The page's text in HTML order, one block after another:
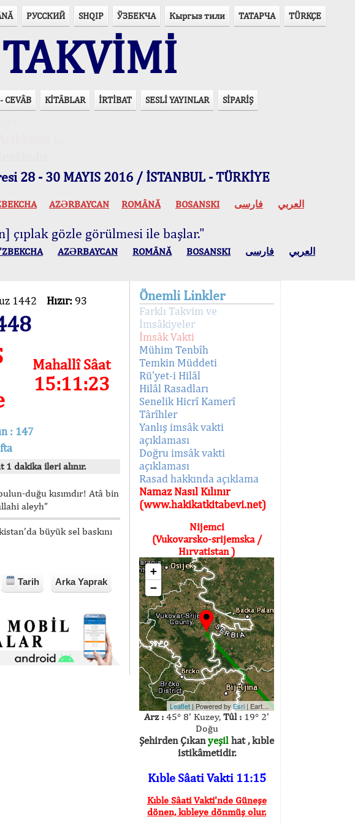
РУССКИЙ SHQIP ЎЗБЕКЧА Кыргыз тили ТАТАРЧА TÜRKÇE
CEVÂB KİTÂBLAR İRTİBAT SESLİ YAYINLAR SİPARİŞ
28 - 30 MAYIS 2016 / İSTANBUL - TÜRKİYE
AZӘRBAYCAN ROMÂNĂ BOSANSKI العربي فارسی
çıplak gözle görülmesi ile başlar."
AZӘRBAYCAN ROMÂNĂ BOSANSKI العربي فارسی
1442 Hızır: 93
Mahallî Sâat
15:11:23
: 147
1 dakika ileri alınır.
duğu kısımdır! Atâ bin
aleyh”
büyük sel baskını
Tarih Arka Yaprak
Önemli Linkler
Farklı Takvim ve
İmsâkiyeler
İmsâk Vakti
Mühim Tenbîh
Temkin Müddeti
Rü'yet-i Hilâl
Hilâl Rasadları
Senelik Hicrî Kamerî
Târîhler
Yanlış imsâk vakti
açıklaması
Doğru imsâk vakti
açıklaması
Rasad hakkında açıklama
Namaz Nasıl Kılınır
(www.hakikatkitabevi.net)
Nijemci
(Vukovarsko-srijemska /
Hırvatistan )
+
−
Leaflet | Powered byEsri | Earthstar Geographics
Arz : 45° 8' Kuzey, Tûl : 19° 2'
Doğu
Şehirden Çıkanyeşil hat , kıble
istikâmetidir.
Kıble Sâati Vakti 11:15
Kıble Sâati Vakti'nde Güneşe
dönen, kıbleye dönmüş olur.